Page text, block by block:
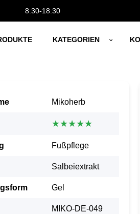
8:30-18:30
KATEGORIEN
Mikoherb
★★★★★
Fußpflege
Salbeiextrakt
Gel
MIKO-DE-049